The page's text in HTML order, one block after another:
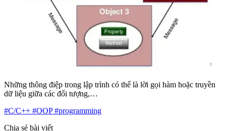
Những thông điệp trong lập trình có thể là lời gọi hàm hoặc truyền
dữ liệu giữa các đối tượng,…
#C/C++ #OOP#programming
Chia sẻ bài viết